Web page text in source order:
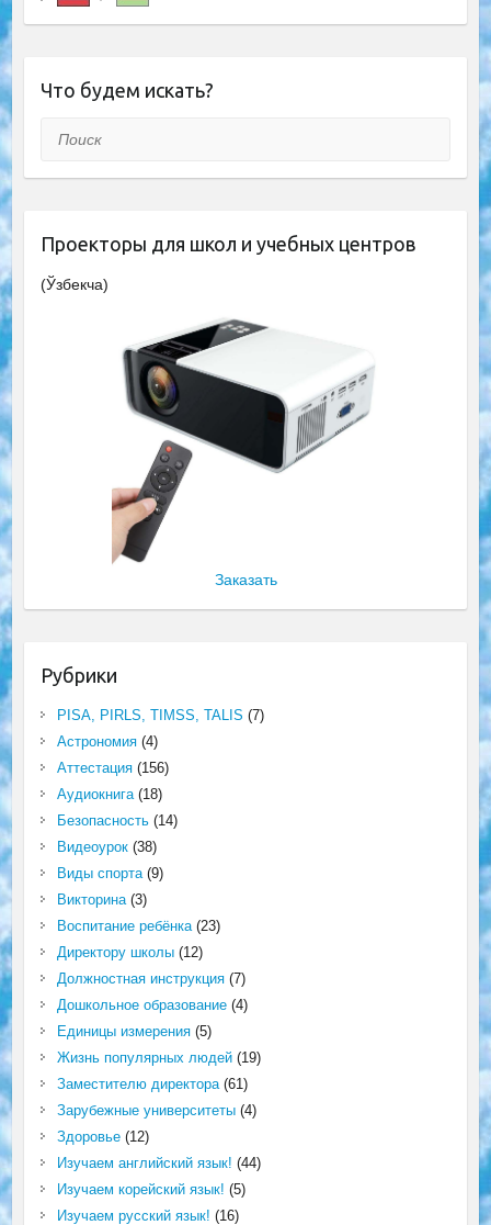
Что будем искать?
Поиск
Проекторы для школ и учебных центров
(Ўзбекча)
Заказать
Рубрики
PISA, PIRLS, TIMSS, TALIS (7)
Астрономия(4)
Аттестация(156)
Аудиокнига(18)
Безопасность(14)
Видеоурок(38)
Виды спорта(9)
Викторина(3)
Воспитание ребёнка(23)
Директору школы(12)
Должностная инструкция(7)
Дошкольное образование(4)
Единицы измерения(5)
Жизнь популярных людей(19)
Заместителю директора(61)
Зарубежные университеты(4)
Здоровье(12)
Изучаем английский язык! (44)
Изучаем корейский язык! (5)
Изучаем русский язык! (16)